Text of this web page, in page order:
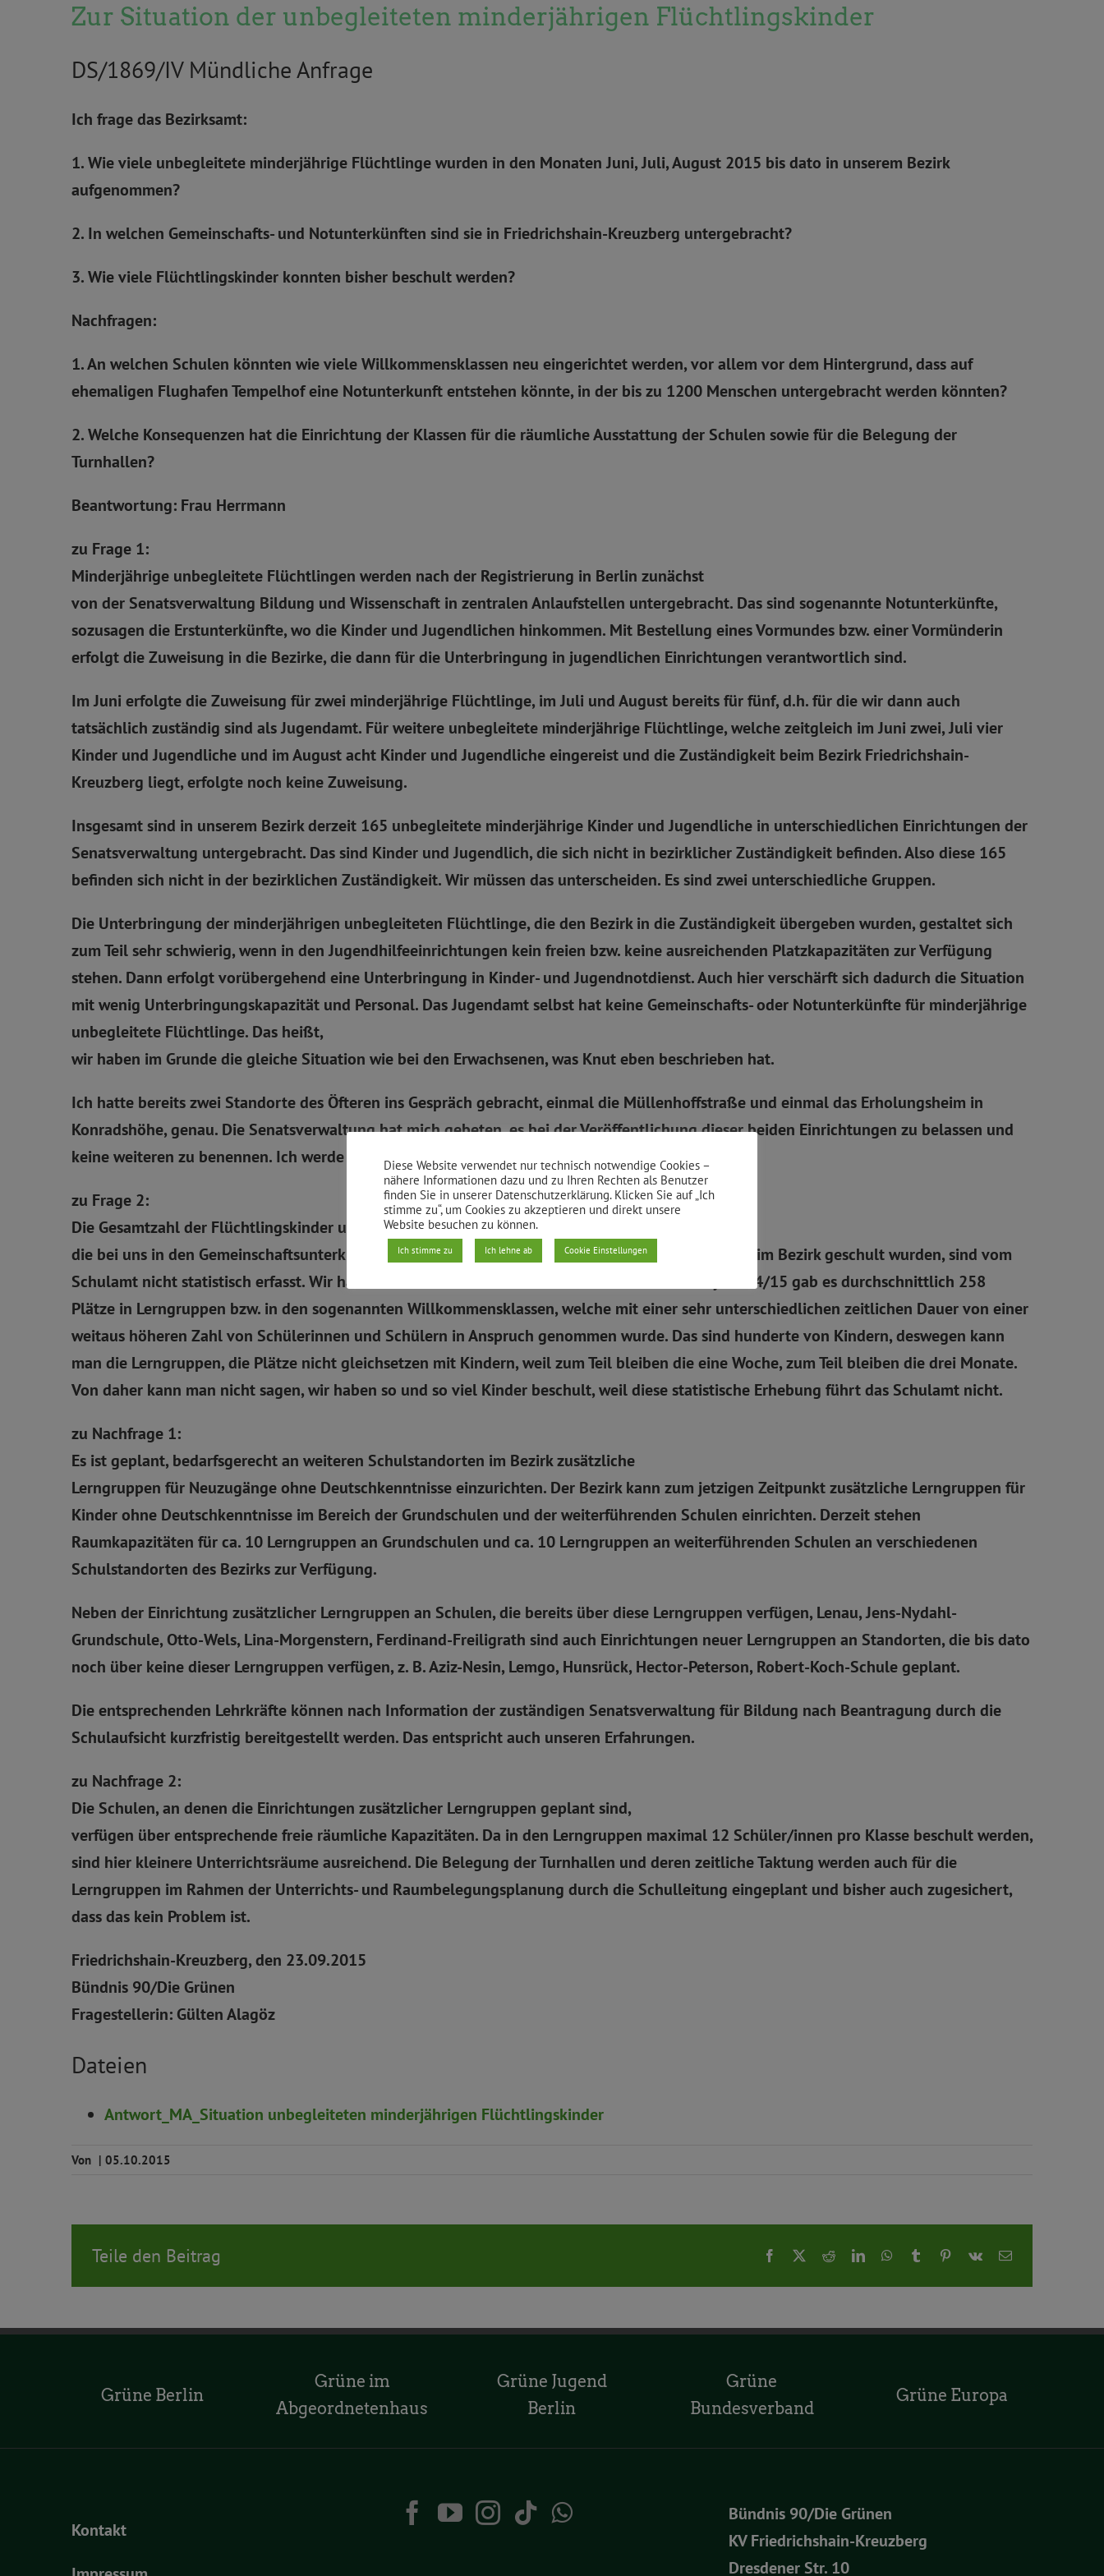
Zur Situation der unbegleiteten minderjährigen Flüchtlingskinder
DS/1869/IV Mündliche Anfrage
Ich frage das Bezirksamt:
1. Wie viele unbegleitete minderjährige Flüchtlinge wurden in den Monaten Juni, Juli, August 2015 bis dato in unserem Bezirk
aufgenommen?
2. In welchen Gemeinschafts- und Notunterkünften sind sie in Friedrichshain-Kreuzberg untergebracht?
3. Wie viele Flüchtlingskinder konnten bisher beschult werden?
Nachfragen:
1. An welchen Schulen könnten wie viele Willkommensklassen neu eingerichtet werden, vor allem vor dem Hintergrund, dass auf
ehemaligen Flughafen Tempelhof eine Notunterkunft entstehen könnte, in der bis zu 1200 Menschen untergebracht werden könnten?
2. Welche Konsequenzen hat die Einrichtung der Klassen für die räumliche Ausstattung der Schulen sowie für die Belegung der
Turnhallen?
Beantwortung: Frau Herrmann
zu Frage 1:
Minderjährige unbegleitete Flüchtlingen werden nach der Registrierung in Berlin zunächst
von der Senatsverwaltung Bildung und Wissenschaft in zentralen Anlaufstellen untergebracht. Das sind sogenannte Notunterkünfte,
sozusagen die Erstunterkünfte, wo die Kinder und Jugendlichen hinkommen. Mit Bestellung eines Vormundes bzw. einer Vormünderin
erfolgt die Zuweisung in die Bezirke, die dann für die Unterbringung in jugendlichen Einrichtungen verantwortlich sind.
Im Juni erfolgte die Zuweisung für zwei minderjährige Flüchtlinge, im Juli und August bereits für fünf, d.h. für die wir dann auch
tatsächlich zuständig sind als Jugendamt. Für weitere unbegleitete minderjährige Flüchtlinge, welche zeitgleich im Juni zwei, Juli vier
Kinder und Jugendliche und im August acht Kinder und Jugendliche eingereist und die Zuständigkeit beim Bezirk Friedrichshain-
Kreuzberg liegt, erfolgte noch keine Zuweisung.
Insgesamt sind in unserem Bezirk derzeit 165 unbegleitete minderjährige Kinder und Jugendliche in unterschiedlichen Einrichtungen der
Senatsverwaltung untergebracht. Das sind Kinder und Jugendlich, die sich nicht in bezirklicher Zuständigkeit befinden. Also diese 165
befinden sich nicht in der bezirklichen Zuständigkeit. Wir müssen das unterscheiden. Es sind zwei unterschiedliche Gruppen.
Die Unterbringung der minderjährigen unbegleiteten Flüchtlinge, die den Bezirk in die Zuständigkeit übergeben wurden, gestaltet sich
zum Teil sehr schwierig, wenn in den Jugendhilfeeinrichtungen kein freien bzw. keine ausreichenden Platzkapazitäten zur Verfügung
stehen. Dann erfolgt vorübergehend eine Unterbringung in Kinder- und Jugendnotdienst. Auch hier verschärft sich dadurch die Situation
mit wenig Unterbringungskapazität und Personal. Das Jugendamt selbst hat keine Gemeinschafts- oder Notunterkünfte für minderjährige
unbegleitete Flüchtlinge. Das heißt,
wir haben im Grunde die gleiche Situation wie bei den Erwachsenen, was Knut eben beschrieben hat.
Ich hatte bereits zwei Standorte des Öfteren ins Gespräch gebracht, einmal die Müllenhoffstraße und einmal das Erholungsheim in
Konradshöhe, genau. Die Senatsverwaltung hat mich gebeten, es bei der Veröffentlichung dieser beiden Einrichtungen zu belassen und
keine weiteren zu benennen. Ich werde mich an der Stelle mal daran halten.
zu Frage 2:
Die Gesamtzahl der Flüchtlingskinder unbegleiteter minderjährige sowie die anderen,
die bei uns in den Gemeinschaftsunterkünften sind, das ist sozusagen die dritte Gruppe, die bisher im Bezirk geschult wurden, sind vom
Schulamt nicht statistisch erfasst. Wir haben auch eine sehr hohe Fluktuationsrate. Im Schuljahr 14/15 gab es durchschnittlich 258
Plätze in Lerngruppen bzw. in den sogenannten Willkommensklassen, welche mit einer sehr unterschiedlichen zeitlichen Dauer von einer
weitaus höheren Zahl von Schülerinnen und Schülern in Anspruch genommen wurde. Das sind hunderte von Kindern, deswegen kann
man die Lerngruppen, die Plätze nicht gleichsetzen mit Kindern, weil zum Teil bleiben die eine Woche, zum Teil bleiben die drei Monate.
Von daher kann man nicht sagen, wir haben so und so viel Kinder beschult, weil diese statistische Erhebung führt das Schulamt nicht.
zu Nachfrage 1:
Es ist geplant, bedarfsgerecht an weiteren Schulstandorten im Bezirk zusätzliche
Lerngruppen für Neuzugänge ohne Deutschkenntnisse einzurichten. Der Bezirk kann zum jetzigen Zeitpunkt zusätzliche Lerngruppen für
Kinder ohne Deutschkenntnisse im Bereich der Grundschulen und der weiterführenden Schulen einrichten. Derzeit stehen
Raumkapazitäten für ca. 10 Lerngruppen an Grundschulen und ca. 10 Lerngruppen an weiterführenden Schulen an verschiedenen
Schulstandorten des Bezirks zur Verfügung.
Neben der Einrichtung zusätzlicher Lerngruppen an Schulen, die bereits über diese Lerngruppen verfügen, Lenau, Jens-Nydahl-
Grundschule, Otto-Wels, Lina-Morgenstern, Ferdinand-Freiligrath sind auch Einrichtungen neuer Lerngruppen an Standorten, die bis dato
noch über keine dieser Lerngruppen verfügen, z. B. Aziz-Nesin, Lemgo, Hunsrück, Hector-Peterson, Robert-Koch-Schule geplant.
Die entsprechenden Lehrkräfte können nach Information der zuständigen Senatsverwaltung für Bildung nach Beantragung durch die
Schulaufsicht kurzfristig bereitgestellt werden. Das entspricht auch unseren Erfahrungen.
zu Nachfrage 2:
Die Schulen, an denen die Einrichtungen zusätzlicher Lerngruppen geplant sind,
verfügen über entsprechende freie räumliche Kapazitäten. Da in den Lerngruppen maximal 12 Schüler/innen pro Klasse beschult werden,
sind hier kleinere Unterrichtsräume ausreichend. Die Belegung der Turnhallen und deren zeitliche Taktung werden auch für die
Lerngruppen im Rahmen der Unterrichts- und Raumbelegungsplanung durch die Schulleitung eingeplant und bisher auch zugesichert,
dass das kein Problem ist.
Friedrichshain-Kreuzberg, den 23.09.2015
Bündnis 90/Die Grünen
Fragestellerin: Gülten Alagöz
Dateien
Antwort_MA_Situation unbegleiteten minderjährigen Flüchtlingskinder
Von | 05.10.2015
Teile den Beitrag Facebook RedditLinkedInWhatsApp
Tumblr Pinterest
Vk
E-
Grüne Berlin
Grüne im
Abgeordnetenhaus
Grüne Jugend
Berlin
Grüne
Bundesverband
Grüne Europa
Kontakt
Bündnis 90/Die Grünen
KV Friedrichshain-Kreuzberg
Dresdener Str. 10
Diese Website verwendet nur technisch notwendige Cookies –
nähere Informationen dazu und zu Ihren Rechten als Benutzer
finden Sie in unserer Datenschutzerklärung. Klicken Sie auf „Ich
stimme zu“, um Cookies zu akzeptieren und direkt unsere
Website besuchen zu können.
Ich stimme zu Ich lehne ab Cookie Einstellungen